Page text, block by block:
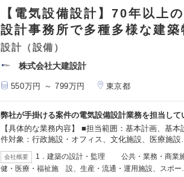
【電気設備設計】70年以上
設計事務所で多種多様な建
設計（設備）
株式会社大建設計
550万円 ～ 799万円 東京都
弊社が手掛ける案件の電気設備設計業務を担当して
【具体的な業務内容】 ■担当範囲：基本計画、基
件対象：行政施設・オフィス、文化施設、医療施
会社概要
1．建築の設計・監理 公共・業務・商業
健・医療・福祉施 設、生産・流通・運用施設、スポ